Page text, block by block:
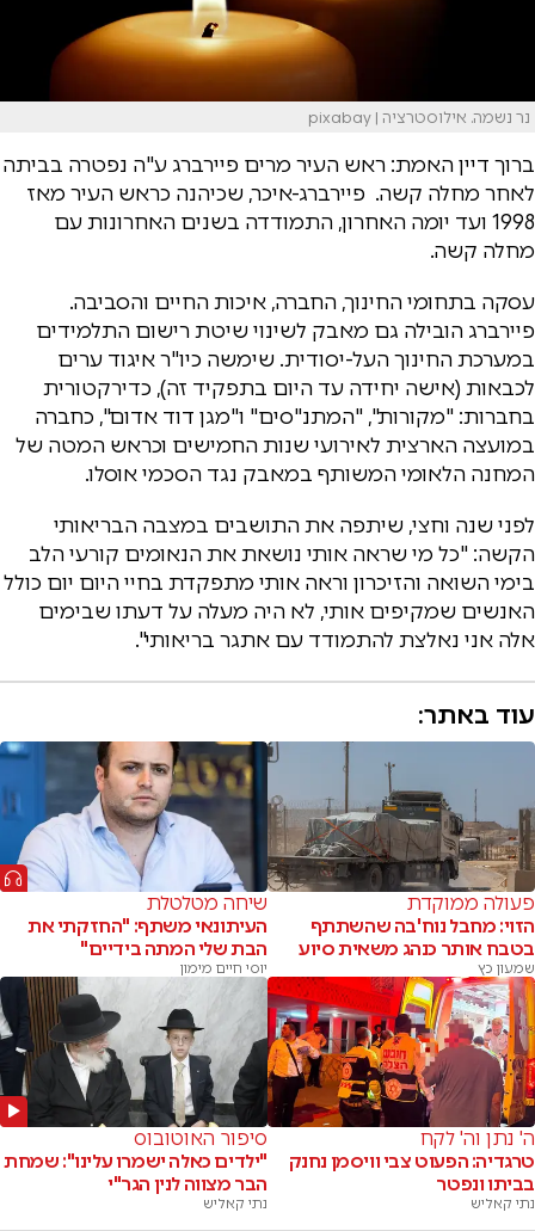
נר נשמה. אילוסטרציה | pixabay
ברוך דיין האמת: ראש העיר מרים פיירברג ע"ה נפטרה בביתה
לאחר מחלה קשה. פיירברג-איכר, שכיהנה כראש העיר מאז
1998 ועד יומה האחרון, התמודדה בשנים האחרונות עם
מחלה קשה.
עסקה בתחומי החינוך, החברה, איכות החיים והסביבה.
פיירברג הובילה גם מאבק לשינוי שיטת רישום התלמידים
במערכת החינוך העל-יסודית. שימשה כיו"ר איגוד ערים
לכבאות (אישה יחידה עד היום בתפקיד זה), כדירקטורית
בחברות: "מקורות", "המתנ"סים" ו"מגן דוד אדום", כחברה
במועצה הארצית לאירועי שנות החמישים וכראש המטה של
המחנה הלאומי המשותף במאבק נגד הסכמי אוסלו.
לפני שנה וחצי, שיתפה את התושבים במצבה הבריאותי
הקשה: "כל מי שראה אותי נושאת את הנאומים קורעי הלב
בימי השואה והזיכרון וראה אותי מתפקדת בחיי היום יום כולל
האנשים שמקיפים אותי, לא היה מעלה על דעתו שבימים
אלה אני נאלצת להתמודד עם אתגר בריאותי".
עוד באתר:
פעולה ממוקדת
הזוי: מחבל נוח'בה שהשתתף
בטבח אותר כנהג משאית סיוע
שמעון כץ
שיחה מטלטלת
העיתונאי משתף: "החזקתי את
הבת שלי המתה בידיים"
יוסי חיים מימון
ה' נתן וה' לקח
טרגדיה: הפעוט צבי וויסמן נחנק
בביתו ונפטר
נתי קאליש
סיפור האוטובוס
"ילדים כאלה ישמרו עלינו": שמחת
הבר מצווה לנין הגר"י
נתי קאליש